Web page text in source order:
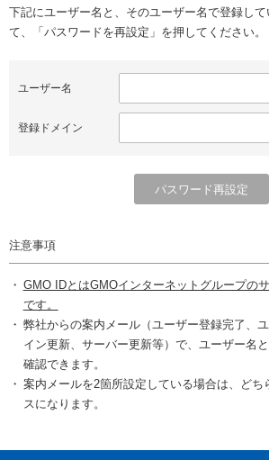
下記にユーザー名と、そのユーザー名で登録し
て、「パスワードを再設定」を押してください。
ユーザー名
登録ドメイン
注意事項
GMO IDとはGMOインターネットグループの
です。
弊社からの案内メール（ユーザー登録完了、
イン更新、サーバー更新等）で、ユーザー名
確認できます。
案内メールを2箇所設定している場合は、どち
スになります。